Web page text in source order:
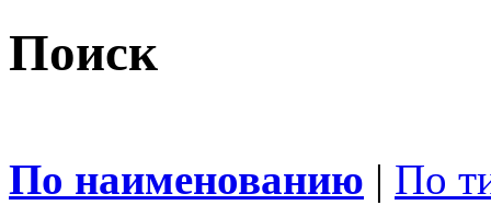
Поиск
По наименованию | По